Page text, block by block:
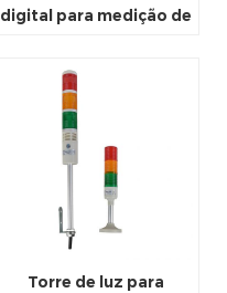
digital para medição de
Torre de luz para